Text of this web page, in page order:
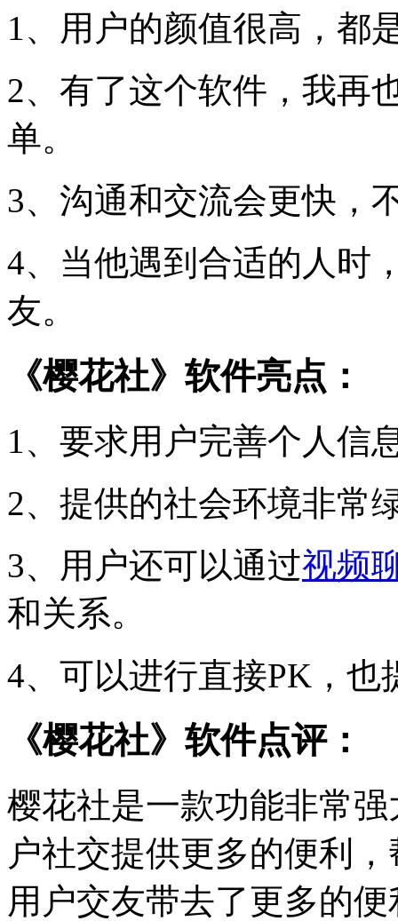
1、用户的颜值很高，都
2、有了这个软件，我再
单。
3、沟通和交流会更快，
4、当他遇到合适的人时
友。
《樱花社》软件亮点：
1、要求用户完善个人信
2、提供的社会环境非常
3、用户还可以通过视频
和关系。
4、可以进行直接PK，也
《樱花社》软件点评：
樱花社是一款功能非常
户社交提供更多的便利
用户交友带去了更多的